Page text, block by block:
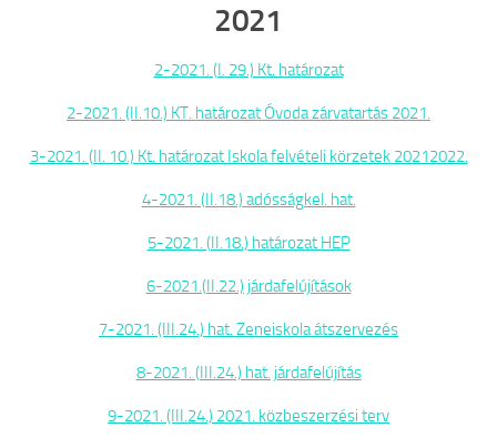
2021
2-2021. (I. 29.) Kt. határozat
2-2021. (II.10.) KT. határozat Óvoda zárvatartás 2021.
3-2021. (II. 10.) Kt. határozat Iskola felvételi körzetek 20212022.
4-2021. (II.18.) adósságkel. hat.
5-2021. (II.18.) határozat HEP
6-2021.(II.22.) járdafelújítások
7-2021. (III.24.) hat. Zeneiskola átszervezés
8-2021. (III.24.) hat. járdafelújítás
9-2021. (III.24.) 2021. közbeszerzési terv